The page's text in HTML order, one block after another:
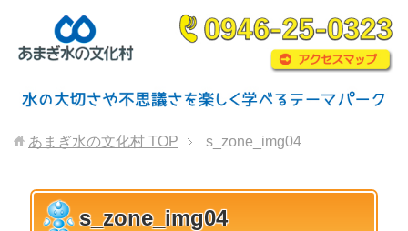
あまぎ水の文化村 TOP s_zone_img04
s_zone_img04